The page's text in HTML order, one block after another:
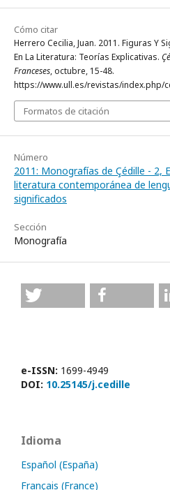
Cómo citar
Herrero Cecilia, Juan. 2011. Figuras Y
En La Literatura: Teorías Explicativas.
Franceses, octubre, 15-48.
https://www.ull.es/revistas/index.php/
Formatos de citación
Número
2011: Monografías de Çédille - 2,
literatura contemporánea de
significados
Sección
Monografía
e-ISSN: 1699-4949
DOI: 10.25145/j.cedille
Idioma
Español (España)
Français (France)